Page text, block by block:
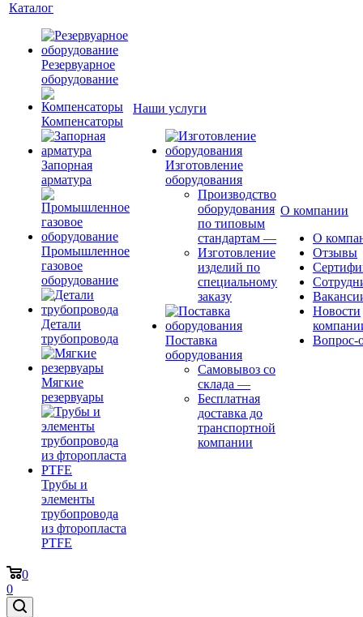
Каталог
Резервуарное
оборудование
Компенсаторы
Запорная
арматура
Промышленное
газовое
оборудование
Детали
трубопровода
Мягкие
резервуары
Трубы и
элементы
трубопровода
из фторопласта
PTFE
Наши услуги
Изготовление
оборудования
Производство
оборудования
по типовым
стандартам —
Изготовление
изделий по
специальному
заказу
Поставка
оборудования
Самовывоз со
склада —
Бесплатная
доставка до
транспортной
компании
О компании
О
Отзывы
Новости
Вопрос-
0
0